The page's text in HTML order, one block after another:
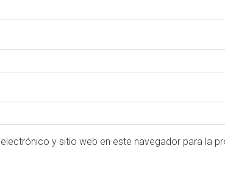
y sitio web en este navegador para la